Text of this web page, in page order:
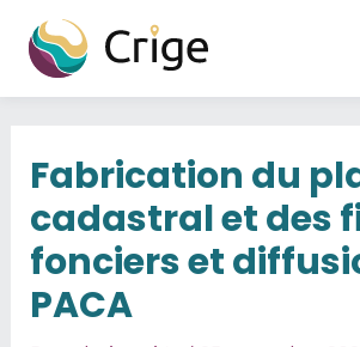
contenu
Fabrication du
cadastral et des
fonciers et
PACA